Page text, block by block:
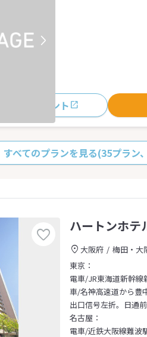
おすすめポイント
すべてのプランを見る(35プラン
ハートンホテ
大阪府 梅田・大
東京：
電車/JR東海道新幹線
車/名神高速道から豊
出口信号左折。日通
名古屋：
電車/近鉄大阪線難波